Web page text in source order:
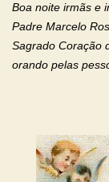
drogas, c...
Boa noite irmãs e
Padre Marcelo
Sagrado Coração
orando pelas
esta abençoada
Momento de Fé,